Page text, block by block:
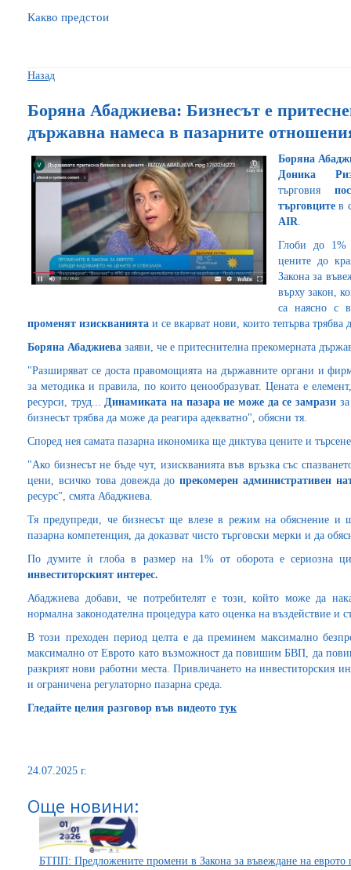
Какво предстои
Назад
Боряна Абаджиева: Бизнесът е
държавна намеса в пазарните
Боряна
Доника
търговия
търговцитев
AIR.
Глоби до 1%
цените до
Закона за
върху закон,
са наясно с
променят изискванията и се вкарват нови, които тепърва трябва
Боряна Абаджиева заяви, че е притеснителна прекомерната
"Разширяват се доста правомощията на държавните органи и
за методика и правила, по които ценообразуват. Цената е
ресурси, труд...Динамиката на пазара не може да се замрази
бизнесът трябва да може да реагира адекватно", обясни тя.
Според нея самата пазарна икономика ще диктува цените и
"Ако бизнесът не бъде чут, изискванията във връзка със
цени, всичко това довежда допрекомерен административен
ресурс", смята Абаджиева.
Тя предупреди, че бизнесът ще влезе в режим на обяснение и
пазарна компетенция, да доказват чисто търговски мерки и да
По думите ѝ глоба в размер на 1% от оборота е сериозна
инвеститорският интерес.
Абаджиева добави, че потребителят е този, който може да
нормална законодателна процедура като оценка на въздействие и
В този преходен период целта е да преминем максимално
максимално от Еврото като възможност да повишим БВП, да
разкрият нови работни места. Привличането на инвеститорския
и ограничена регулаторно пазарна среда.
Гледайте целия разговор във видеото тук
24.07.2025 г.
Още новини:
БТПП: Предложените промени в Закона за въвеждане на еврото